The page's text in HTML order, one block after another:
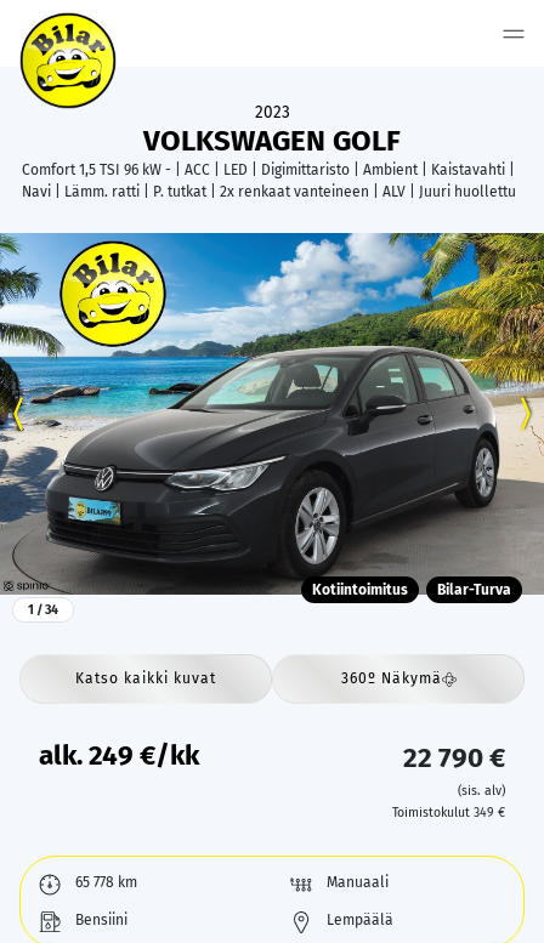
VOLKSWAGEN GOLF
2023
Comfort 1,5 TSI 96 kW - | ACC | LED | Digimittaristo | Ambient | Kaistavahti |
Navi | Lämm. ratti | P. tutkat | 2x renkaat vanteineen | ALV | Juuri huollettu
1 / 34
Kotiintoimitus Bilar-Turva
Katso kaikki kuvat 360º Näkymä
alk.249 €/kk 22 790 €
(sis. alv)
Toimistokulut 349 €
65 778 km Manuaali
Bensiini Lempäälä